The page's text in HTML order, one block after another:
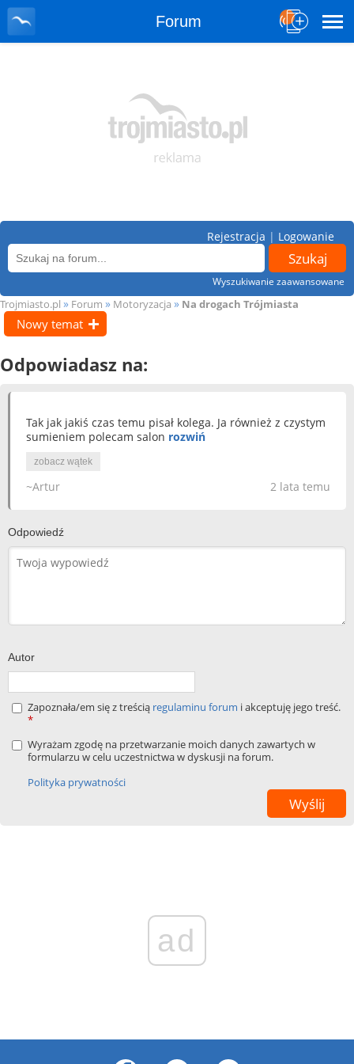
Forum
Wyszukiwanie zaawansowane
Rejestracja | Logowanie
Trojmiasto.pl » Forum » Motoryzacja » Na drogach Trójmiasta
Nowy temat
Odpowiadasz na:
Tak jak jakiś czas temu pisał kolega. Ja również z czystym
sumieniem polecam salon rozwiń
zobacz wątek
2 lata temu
~Artur
Odpowiedź
Autor
Zapoznała/em się z treścią regulaminu forum i akceptuję jego treść.
*
Wyrażam zgodę na przetwarzanie moich danych zawartych w
formularzu w celu uczestnictwa w dyskusji na forum.
Polityka prywatności
ad